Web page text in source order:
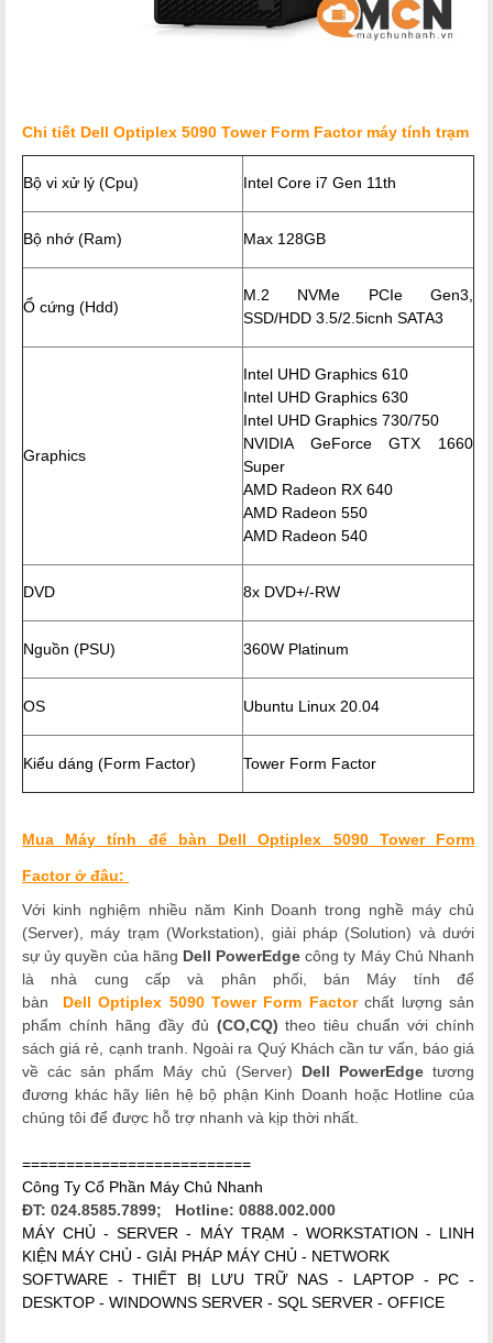
Chi tiết Dell Optiplex 5090 Tower Form Factor máy tính trạm
Bộ vi xử lý (Cpu) Intel Core i7 Gen 11th
Bộ nhớ (Ram) Max 128GB
Ổ cứng (Hdd)
M.2 NVMe PCIe Gen3,
SSD/HDD 3.5/2.5icnh SATA3
Graphics
Intel UHD Graphics 610
Intel UHD Graphics 630
Intel UHD Graphics 730/750
NVIDIA GeForce GTX 1660
Super
AMD Radeon RX 640
AMD Radeon 550
AMD Radeon 540
DVD 8x DVD+/-RW
Nguồn (PSU) 360W Platinum
OS Ubuntu Linux 20.04
Kiểu dáng (Form Factor) Tower Form Factor
Mua Máy tính để bàn Dell Optiplex 5090 Tower Form
Factorở đâu:
Với kinh nghiệm nhiều năm Kinh Doanh trong nghề máy chủ
(Server), máy trạm (Workstation), giải pháp (Solution) và dưới
sự ủy quyền của hãng Dell PowerEdge công ty Máy Chủ Nhanh
là nhà cung cấp và phân phối, bán Máy tính để
bàn Dell Optiplex 5090 Tower Form Factor chất lượng sản
phẩm chính hãng đầy đủ (CO,CQ) theo tiêu chuẩn với chính
sách giá rẻ, cạnh tranh. Ngoài ra Quý Khách cần tư vấn, báo giá
về các sản phẩm Máy chủ (Server) Dell PowerEdge tương
đương khác hãy liên hệ bộ phận Kinh Doanh hoặc Hotline của
chúng tôi để được hỗ trợ nhanh và kịp thời nhất.
==========================
Công Ty Cổ Phần Máy Chủ Nhanh
ĐT: 024.8585.7899; Hotline: 0888.002.000
MÁY CHỦ - SERVER - MÁY TRẠM - WORKSTATION - LINH
KIỆN MÁY CHỦ - GIẢI PHÁP MÁY CHỦ - NETWORK
SOFTWARE - THIẾT BỊ LƯU TRỮ NAS - LAPTOP - PC -
DESKTOP - WINDOWNS SERVER - SQL SERVER - OFFICE